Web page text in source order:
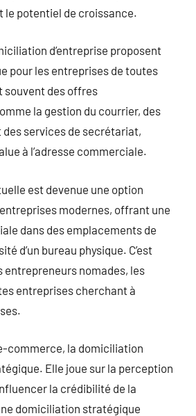
le potentiel de croissance.
d’entreprise proposent
pour les entreprises de toutes
souvent des offres
la gestion du courrier, des
des services de secrétariat,
à l’adresse commerciale.
est devenue une option
modernes, offrant une
dans des emplacements de
d’un bureau physique. C’est
entrepreneurs nomades, les
entreprises cherchant à
commerce, la domiciliation
Elle joue sur la perception
la crédibilité de la
domiciliation stratégique